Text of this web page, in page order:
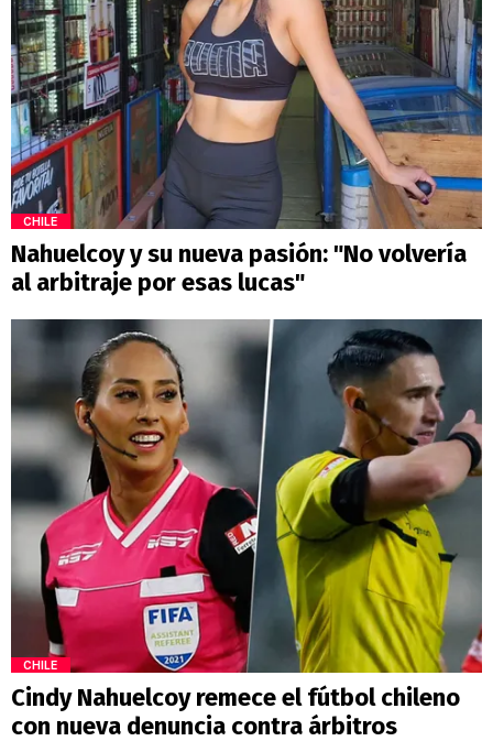
CHILE
Nahuelcoy y su nueva pasión: "No volvería
al arbitraje por esas lucas"
CHILE
Cindy Nahuelcoy remece el fútbol chileno
con nueva denuncia contra árbitros